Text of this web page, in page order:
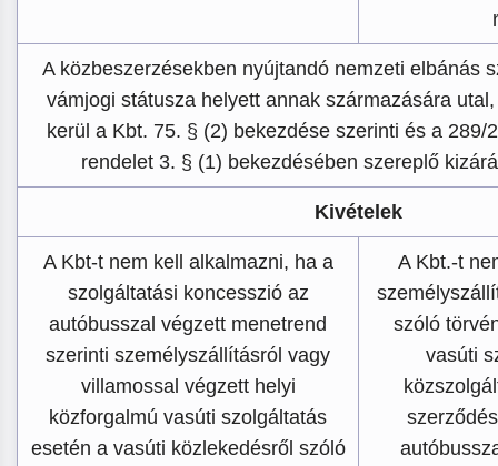
A közbeszerzésekben nyújtandó nemzeti elbánás
vámjogi státusza helyett annak származására
kerül a Kbt. 75. § (2) bekezdése szerinti és a 289/
rendelet 3. § (1) bekezdésében szereplő
Kivételek
A Kbt-t nem kell alkalmazni, ha a
szolgáltatási koncesszió az
autóbusszal végzett menetrend
szerinti személyszállításról vagy
villamossal végzett helyi
közforgalmú vasúti szolgáltatás
esetén a vasúti közlekedésről szóló
A Kbt.-t
szóló
vasúti